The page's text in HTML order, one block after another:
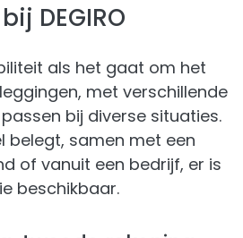
DEGIRO
als het gaat om het
met verschillende
bij diverse situaties.
belegt, samen met een
of vanuit een bedrijf, er is
beschikbaar.